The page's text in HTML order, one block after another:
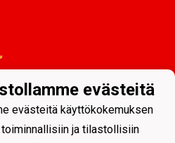
evästeitä
evästeitä käyttökokemuksen
ja tilastollisiin